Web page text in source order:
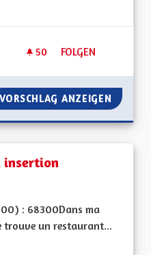
50 50 FOLLOWER
FOLGEN
VIOLENCES
VORSCHLAG ANZEIGEN
insertion
: 68300Dans ma
trouve un restaurant...